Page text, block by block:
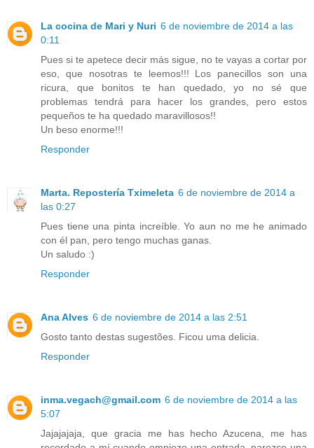
La cocina de Mari y Nuri 6 de noviembre de 2014 a las
0:11
Pues si te apetece decir más sigue, no te vayas a cortar por
eso, que nosotras te leemos!!! Los panecillos son una
ricura, que bonitos te han quedado, yo no sé que
problemas tendrá para hacer los grandes, pero estos
pequeños te ha quedado maravillosos!!
Un beso enorme!!!
Responder
Marta. Repostería Tximeleta 6 de noviembre de 2014 a
las 0:27
Pues tiene una pinta increíble. Yo aun no me he animado
con él pan, pero tengo muchas ganas.
Un saludo :)
Responder
Ana Alves 6 de noviembre de 2014 a las 2:51
Gosto tanto destas sugestões. Ficou uma delicia.
Responder
inma.vegach@gmail.com 6 de noviembre de 2014 a las
5:07
Jajajajaja, que gracia me has hecho Azucena, me has